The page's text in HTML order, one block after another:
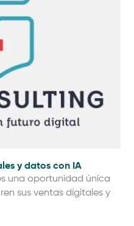
y datos con IA
una oportunidad única
sus ventas digitales y